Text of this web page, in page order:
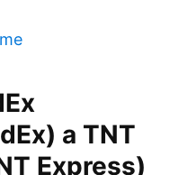
a TNT
Express)